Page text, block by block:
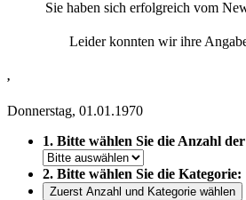
Sie haben sich erfolgreich vom
Leider konnten wir ihre
,
Donnerstag, 01.01.1970
1. Bitte wählen Sie die Anzahl
2. Bitte wählen Sie die Kategorie:
Zuerst Anzahl und Kategorie wählen